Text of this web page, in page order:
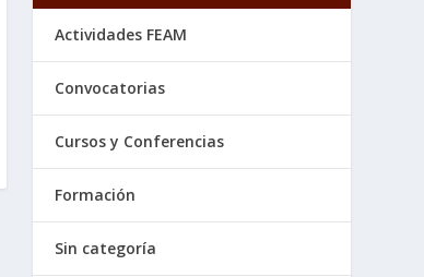
Actividades FEAM
Convocatorias
Cursos y Conferencias
Formación
Sin categoría